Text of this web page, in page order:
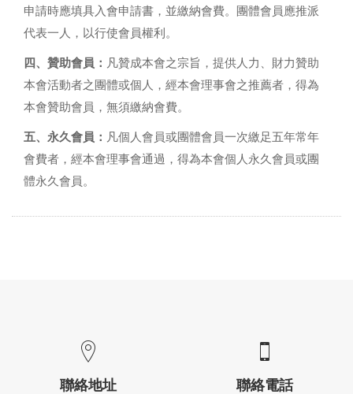
申請時應填具入會申請書，並繳納會費。團體會員應推派
代表一人，以行使會員權利。
四、贊助會員： 凡贊成本會之宗旨，提供人力、財力贊助
本會活動者之團體或個人，經本會理事會之推薦者，得為
本會贊助會員，無須繳納會費。
五、永久會員： 凡個人會員或團體會員一次繳足五年常年
會費者，經本會理事會通過，得為本會個人永久會員或團
體永久會員。
聯絡地址 聯絡電話